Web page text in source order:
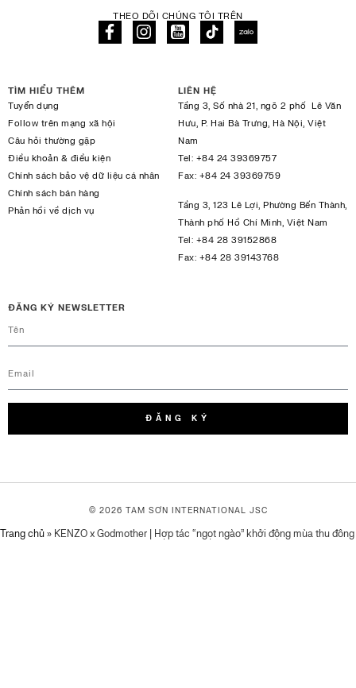
THEO DÕI CHÚNG TÔI TRÊN
TÌM HIỂU THÊM
Tuyển dụng
Follow trên mạng xã hội
Câu hỏi thường gặp
Điều khoản & điều kiện
Chính sách bảo vệ dữ liệu cá nhân
Chính sách bán hàng
Phản hồi về dịch vụ
LIÊN HỆ
Tầng 3, Số nhà 21, ngõ 2 phố Lê Văn
Hưu, P. Hai Bà Trưng, Hà Nội, Việt
Nam
Tel: +84 24 39369757
Fax: +84 24 39369759
Tầng 3, 123 Lê Lợi, Phường Bến Thành,
Thành phố Hồ Chí Minh, Việt Nam
Tel: +84 28 39152868
Fax: +84 28 39143768
ĐĂNG KÝ NEWSLETTER
ĐĂNG KÝ
© 2026 TAM SƠN INTERNATIONAL JSC
Trang chủ» KENZO x Godmother | Hợp tác “ngọt ngào” khởi động mùa thu đông